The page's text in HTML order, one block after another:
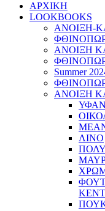
ΑΡΧΙΚΗ
LOOKBOOKS
ΑΝΟΙΞΗ-
ΑΝΟΙΞΗ
Summer
ΑΝΟΙΞΗ
ΛΙΝΟ